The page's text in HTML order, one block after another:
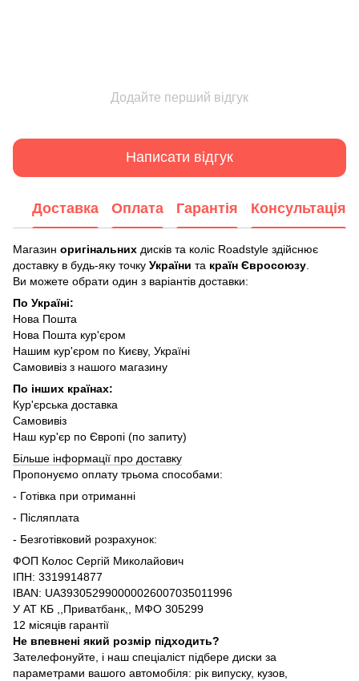
Додайте перший відгук
Написати відгук
Доставка Оплата Гарантія Консультація
Магазин оригінальних дисків та коліс Roadstyle здійснює
доставку в будь-яку точку України та країн Євросоюзу
Ви можете обрати один з варіантів доставки:
По Україні:
Нова Пошта
Нова Пошта кур'єром
Нашим кур'єром по Києву, Україні
Самовивіз з нашого магазину
По інших країнах:
Кур'єрська доставка
Самовивіз
Наш кур'єр по Європі (по запиту)
Більше інформації про доставку
Пропонуємо оплату трьома способами:
- Готівка при отриманні
- Післяплата
- Безготівковий розрахунок:
ФОП Колос Сергій Миколайович
ІПН: 3319914877
IBAN: UA393052990000026007035011996
У АТ КБ ,,Приватбанк,, МФО 305299
12 місяців гарантії
Не впевнені який розмір підходить?
Зателефонуйте, і наш спеціаліст підбере диски за
параметрами вашого автомобіля: рік випуску, кузов,